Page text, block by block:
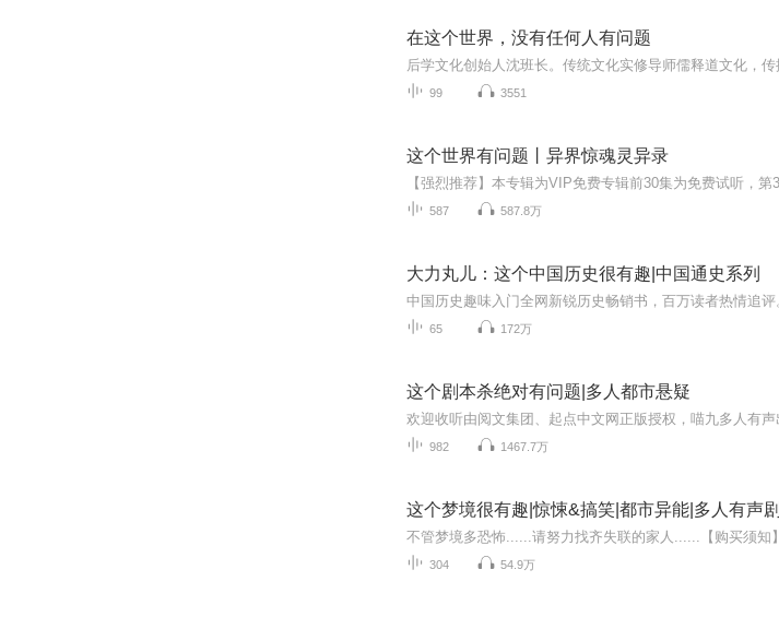
在这个世界，没有任何人有问题
99 3551
这个世界有问题丨异界惊魂灵异录
587 587.8万
大力丸儿：这个中国历史很有趣|中国通史系列
65 172万
这个剧本杀绝对有问题|多人都市悬疑
982 1467.7万
这个梦境很有趣|惊悚&搞笑|都市异能|多人有声剧
304 54.9万